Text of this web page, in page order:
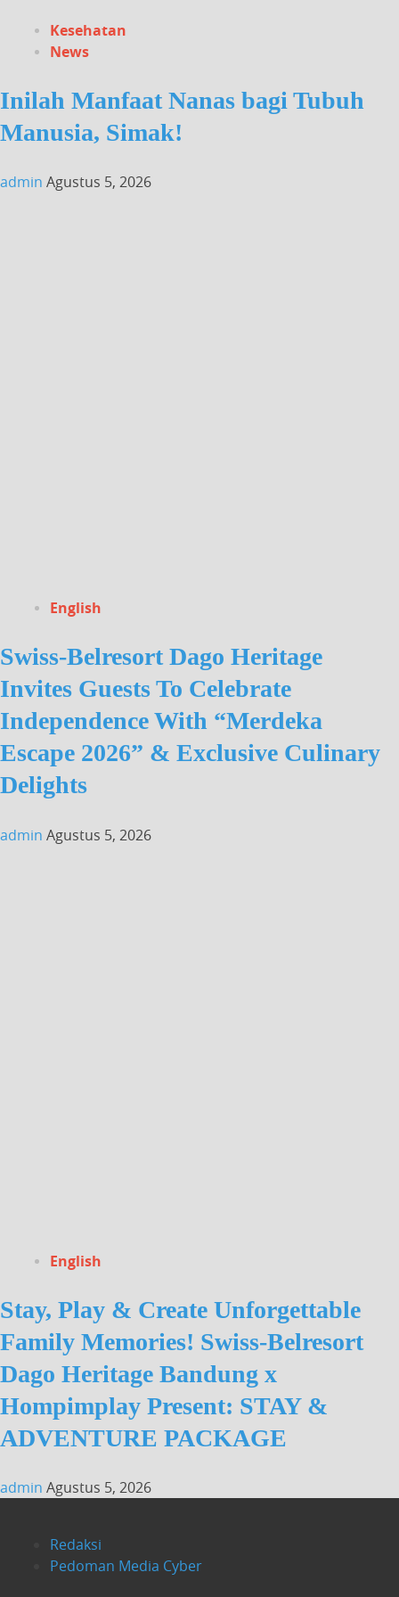
Kesehatan
News
Inilah Manfaat Nanas bagi Tubuh
Manusia, Simak!
admin Agustus 5, 2026
English
Swiss-Belresort Dago Heritage
Invites Guests To Celebrate
Independence With “Merdeka
Escape 2026” & Exclusive Culinary
Delights
admin Agustus 5, 2026
English
Stay, Play & Create Unforgettable
Family Memories! Swiss-Belresort
Dago Heritage Bandung x
Hompimplay Present: STAY &
ADVENTURE PACKAGE
admin Agustus 5, 2026
Redaksi
Pedoman Media Cyber